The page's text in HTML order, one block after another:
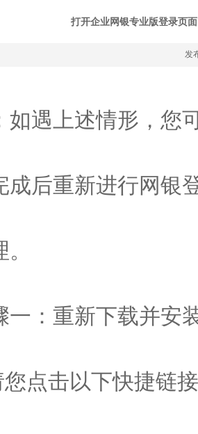
打开企业网银专业版登录页
发
如遇上述情形，您
成后重新进行网银
重新下载并安装
击以下快捷链接